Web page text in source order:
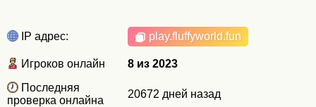
IP адрес: play.fluffyworld.fun
Игроков онлайн
8 из 2023
Последняя
проверка онлайна
20672 дней назад